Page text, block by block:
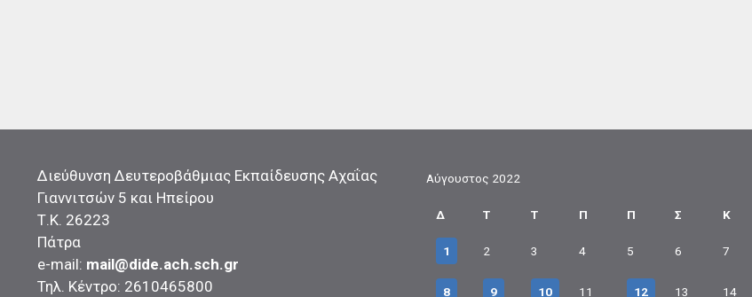
Διεύθυνση Δευτεροβάθμιας Εκπαίδευσης Αχαΐας
Γιαννιτσών 5 και Ηπείρου
Τ.Κ. 26223
Πάτρα
e-mail: mail@dide.ach.sch.gr
Τηλ. Κέντρο: 2610465800
Αύγουστος 2022
Δ Τ Τ Π Π Σ Κ
1 2 3 4 5 6 7
8 9 10 11 12 13 14